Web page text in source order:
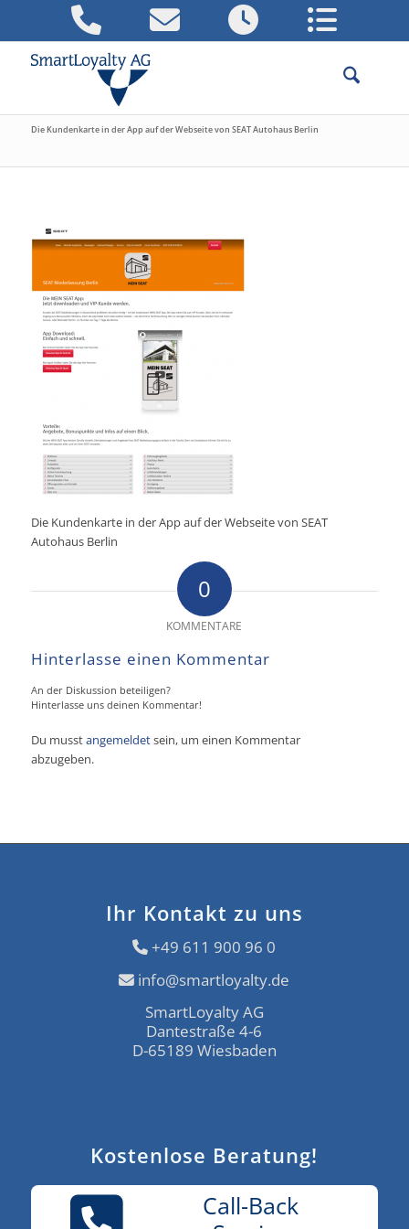
Die Kundenkarte in der App auf der Webseite von SEAT Autohaus Berlin
Die Kundenkarte in der App auf der Webseite von SEAT
Autohaus Berlin
0
KOMMENTARE
Hinterlasse einen Kommentar
An der Diskussion beteiligen?
Hinterlasse uns deinen Kommentar!
Du musstangemeldetsein, um einen Kommentar
abzugeben.
Ihr Kontakt zu uns
+49 611 900 96 0
info@smartloyalty.de
SmartLoyalty AG
Dantestraße 4-6
D-65189 Wiesbaden
Kostenlose Beratung!
Call-Back